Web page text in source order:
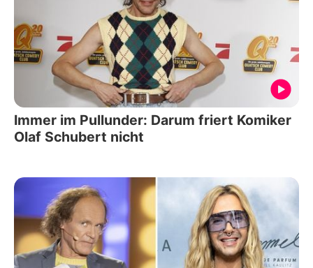
Immer im Pullunder: Darum friert Komiker
Olaf Schubert nicht